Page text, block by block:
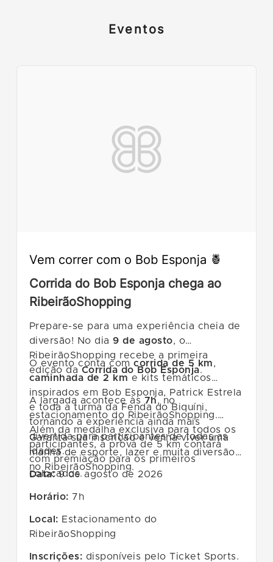
Eventos
Vem correr com o Bob Esponja 🍍
Corrida do Bob Esponja chega ao
RibeirãoShopping
Prepare-se para uma experiência cheia de
diversão! No dia9 de agosto, o
RibeirãoShopping recebe a primeira
edição da Corrida do Bob Esponja.
O evento conta comcorrida de 5 km,
caminhada de 2 km e kits temáticos
inspirados em Bob Esponja, Patrick Estrela
e toda a turma da Fenda do Biquíni,
tornando a experiência ainda mais
divertida para participantes de todas as
idades.
A largada acontece às 7h, no
estacionamento do RibeirãoShopping.
Além da medalha exclusiva para todos os
participantes, a prova de 5 km contará
com premiação para os primeiros
colocados.
Garanta sua inscrição e venha viver uma
manhã de esporte, lazer e muita diversão
no RibeirãoShopping.
Data:9 de agosto de 2026
Horário: 7h
Local: Estacionamento do
RibeirãoShopping
Inscrições: disponíveis pelo Ticket Sports.